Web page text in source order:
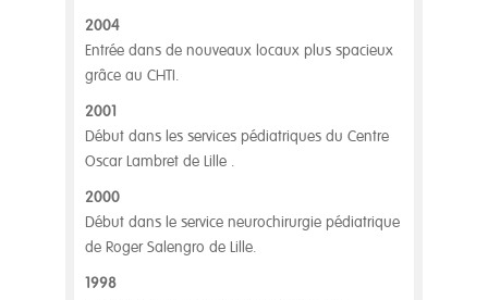
2004
Entrée dans de nouveaux locaux plus spacieux
grâce au CHTI.
2001
Début dans les services pédiatriques du Centre
Oscar Lambret de Lille .
2000
Début dans le service neurochirurgie pédiatrique
de Roger Salengro de Lille.
1998